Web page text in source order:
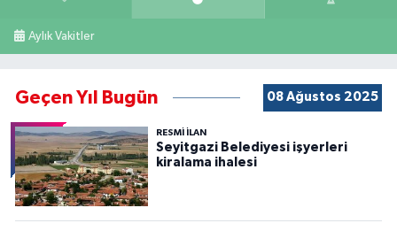
Aylık Vakitler
Geçen Yıl Bugün 08 Ağustos 2025
RESMİ İLAN
Seyitgazi Belediyesi işyerleri
kiralama ihalesi